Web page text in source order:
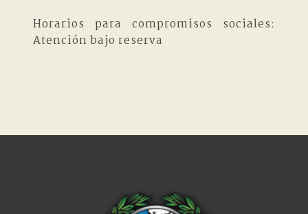
Horarios para compromisos sociales:
Atención bajo reserva